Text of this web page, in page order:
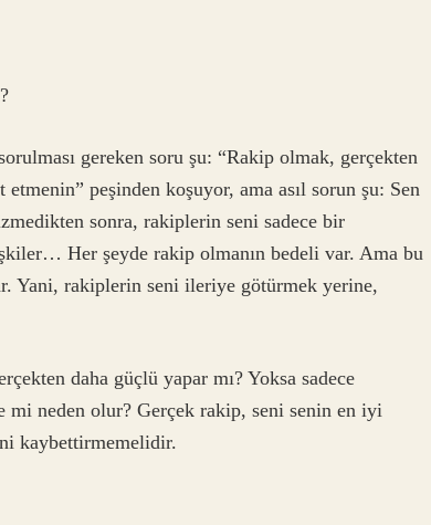
gereken soru şu: “Rakip olmak, gerçekten
peşinden koşuyor, ama asıl sorun şu: Sen
sonra, rakiplerin seni sadece bir
Her şeyde rakip olmanın bedeli var. Ama bu
Yani, rakiplerin seni ileriye götürmek yerine,
daha güçlü yapar mı? Yoksa sadece
mi neden olur? Gerçek rakip, seni senin en iyi
kaybettirmemelidir.